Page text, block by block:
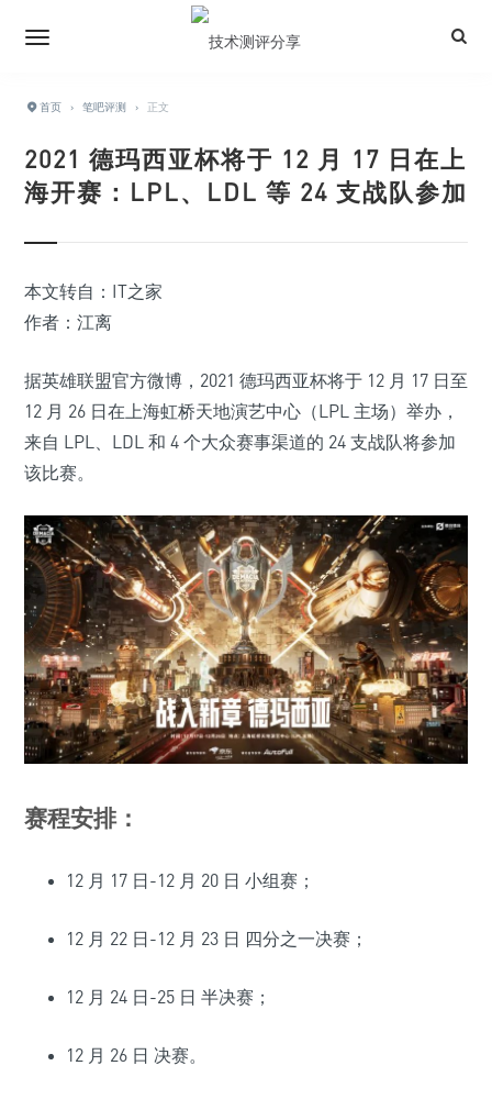
首页 › 笔吧评测 › 正文
2021 德玛西亚杯将于 12 月 17 日在上
海开赛：LPL、LDL 等 24 支战队参加
本文转自：IT之家
作者：江离
据英雄联盟官方微博，2021 德玛西亚杯将于 12 月 17 日至
12 月 26 日在上海虹桥天地演艺中心（LPL 主场）举办，
来自 LPL、LDL 和 4 个大众赛事渠道的 24 支战队将参加
该比赛。
赛程安排：
12 月 17 日-12 月 20 日 小组赛；
12 月 22 日-12 月 23 日 四分之一决赛；
12 月 24 日-25 日 半决赛；
12 月 26 日 决赛。